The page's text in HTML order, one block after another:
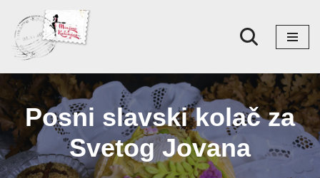
Skoči
na
sadržaj
Posni slavski kolač za
Svetog Jovana